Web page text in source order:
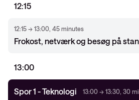
12:15
12:15 → 13:00, 45 minutes
Frokost, netværk og besøg på
13:00
Spor 1 - Teknologi 13:00 → 13:30, 30